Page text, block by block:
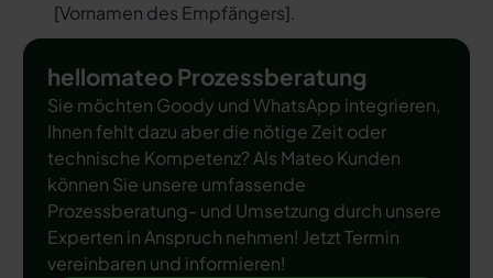
[Vornamen des Empfängers].
hellomateo Prozessberatung
Sie möchten Goody und WhatsApp integrieren,
Ihnen fehlt dazu aber die nötige Zeit oder
technische Kompetenz? Als Mateo Kunden
können Sie unsere umfassende
Prozessberatung- und Umsetzung durch unsere
Experten in Anspruch nehmen! Jetzt Termin
vereinbaren und informieren!